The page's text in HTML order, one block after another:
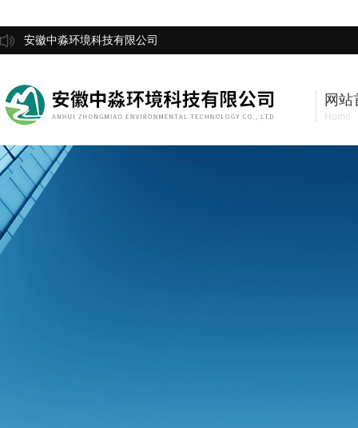
安徽中淼环境科技有限公司
网站
Home